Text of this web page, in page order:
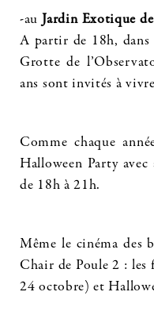
-au Jardin Exotique
A partir de 18h, dans
Grotte de
ans sont invités à
Comme chaque
Halloween Party
de 18h à 21h.
Même le cinéma des
Chair de Poule 2 : les
24 octobre) et